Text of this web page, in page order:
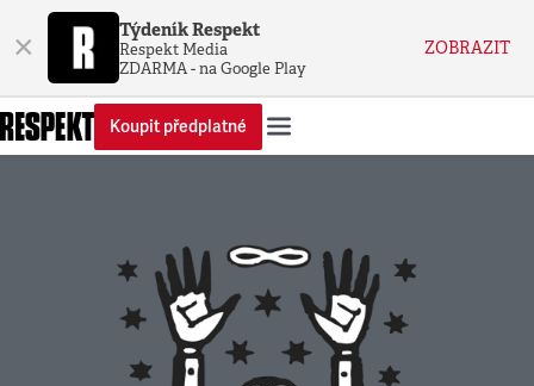
× Týdeník Respekt
Respekt Media
ZDARMA - na Google Play
ZOBRAZIT
Koupit předplatné